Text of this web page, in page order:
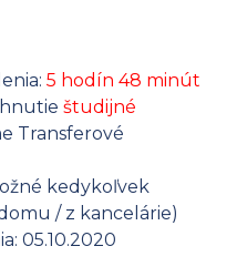
5 hodín 48 minút
študijné
Transferové
kedykoľvek
/ z kancelárie)
05.10.2020